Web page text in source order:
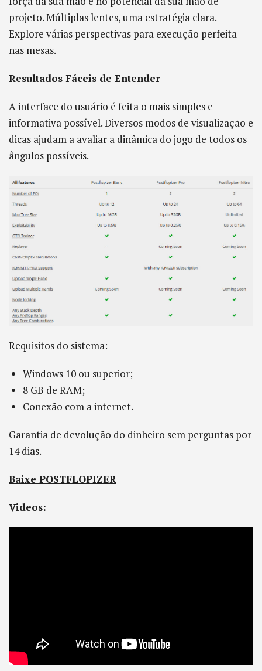
projeto. Múltiplas lentes, uma estratégia clara.
Explore várias perspectivas para execução perfeita
nas mesas.
Resultados Fáceis de Entender
A interface do usuário é feita o mais simples e
informativa possível. Diversos modos de visualização e
dicas ajudam a avaliar a dinâmica do jogo de todos os
ângulos possíveis.
Requisitos do sistema:
Windows 10 ou superior;
8 GB de RAM;
Conexão com a internet.
Garantia de devolução do dinheiro sem perguntas por
14 dias.
Baixe POSTFLOPIZER
Videos: